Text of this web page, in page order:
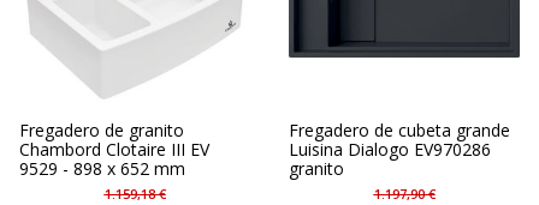
Fregadero de granito
Chambord Clotaire III EV
9529 - 898 x 652 mm
1.159,18 €
Fregadero de cubeta grande
Luisina Dialogo EV970286
granito
1.197,90 €